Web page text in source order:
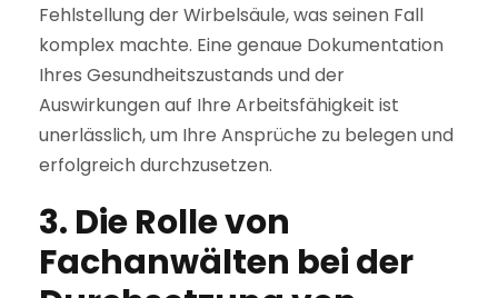
Fehlstellung der Wirbelsäule, was seinen Fall
komplex machte. Eine genaue Dokumentation
Ihres Gesundheitszustands und der
Auswirkungen auf Ihre Arbeitsfähigkeit ist
unerlässlich, um Ihre Ansprüche zu belegen und
erfolgreich durchzusetzen.
3. Die Rolle von
Fachanwälten bei der